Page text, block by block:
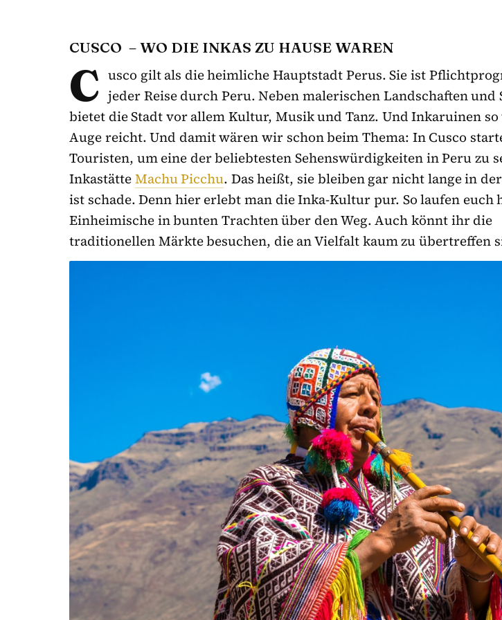
CUSCO ­ – WO DIE INKAS ZU HAUSE WAREN
C usco gilt als die heimliche Hauptstadt Perus. Sie ist
jeder Reise durch Peru. Neben malerischen Landschaften und
bietet die Stadt vor allem Kultur, Musik und Tanz. Und Inkaruinen so
Auge reicht. Und damit wären wir schon beim Thema: In Cusco
Touristen, um eine der beliebtesten Sehenswürdigkeiten in Peru zu
InkastätteMachu Picchu. Das heißt, sie bleiben gar nicht lange in
ist schade. Denn hier erlebt man die Inka-Kultur pur. So laufen euch
Einheimische in bunten Trachten über den Weg. Auch könnt ihr die
traditionellen Märkte besuchen, die an Vielfalt kaum zu übertreffen